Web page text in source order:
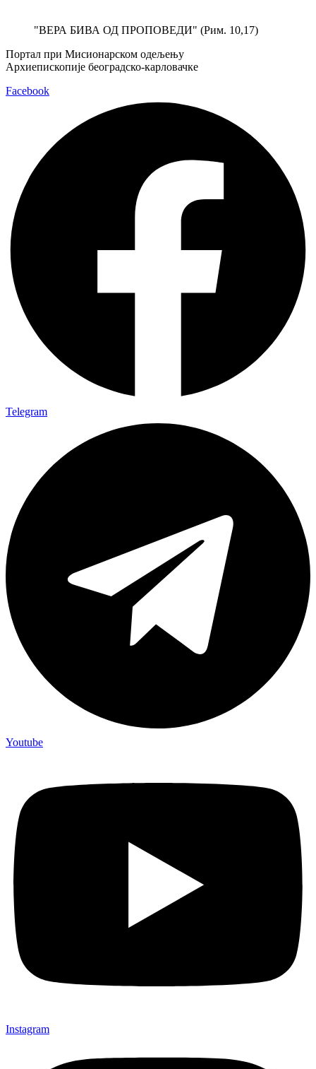
"ВЕРА БИВА ОД ПРОПОВЕДИ" (Рим. 10,17)
Портал при Мисионарском одељењу
Архиепископије београдско-карловачке
Facebook
Telegram
Youtube
Instagram